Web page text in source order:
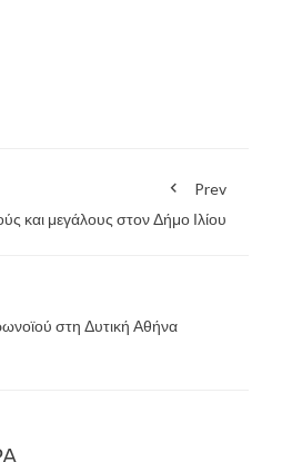
Prev
και μεγάλους στον Δήμο Ιλίου
στη Δυτική Αθήνα